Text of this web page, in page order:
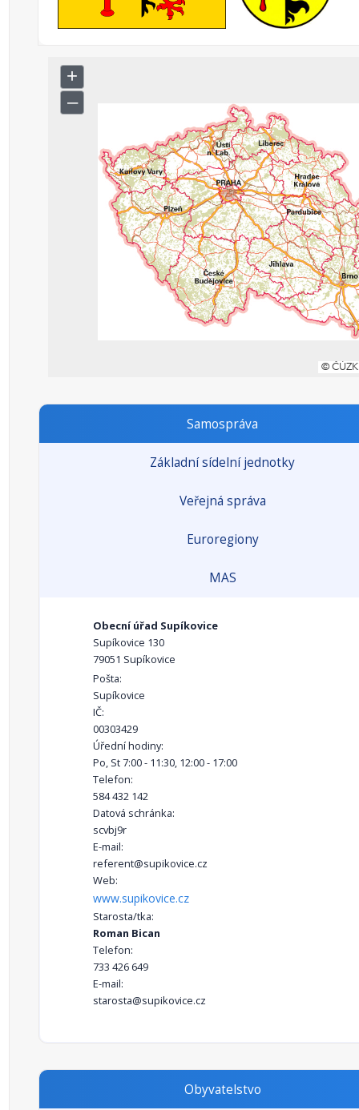
Samospráva
Základní sídelní jednotky
Veřejná správa
Euroregiony
MAS
Obecní úřad Supíkovice
Supíkovice 130
79051 Supíkovice
Pošta:
Supíkovice
IČ:
00303429
Úřední hodiny:
Po, St 7:00 - 11:30, 12:00 - 17:00
Telefon:
584 432 142
Datová schránka:
scvbj9r
E-mail:
referent@supikovice.cz
Web:
www.supikovice.cz
Starosta/tka:
Roman Bican
Telefon:
733 426 649
E-mail:
starosta@supikovice.cz
Obyvatelstvo